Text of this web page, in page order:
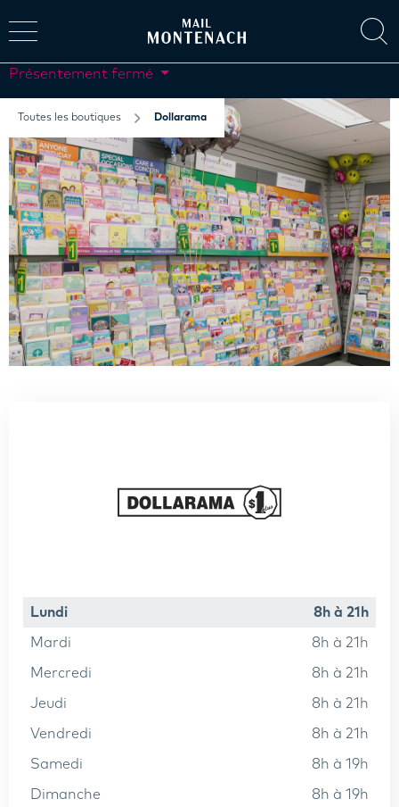
Présentement fermé
Toutes les boutiques Dollarama
lundi 8h à 21h
mardi 8h à 21h
mercredi 8h à 21h
jeudi 8h à 21h
vendredi 8h à 21h
samedi 8h à 19h
dimanche 8h à 19h